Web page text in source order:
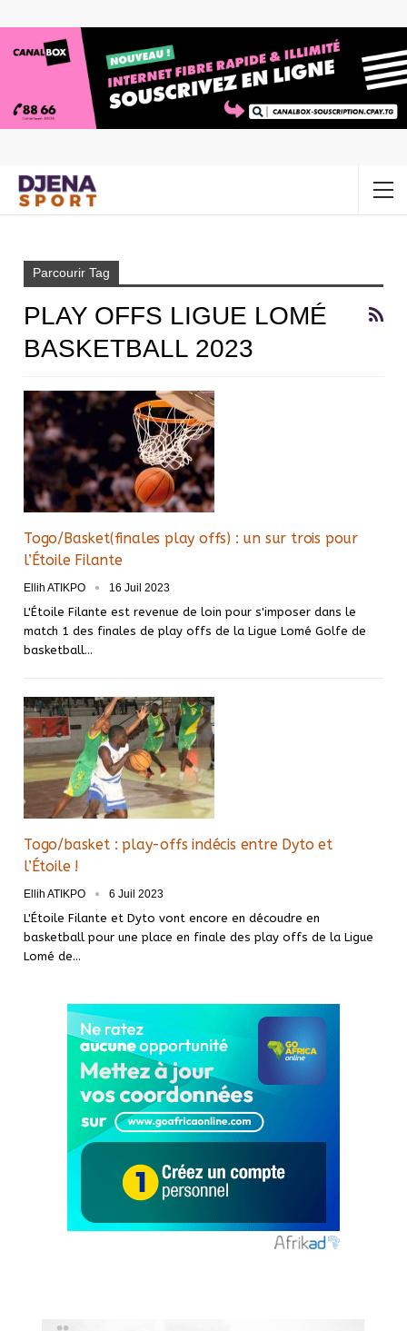
Parcourir Tag
PLAY OFFS LIGUE LOMÉ
BASKETBALL 2023
Togo/Basket(finales play offs) : un sur trois pour
l’Étoile Filante
Ellih ATIKPO 16 Juil 2023
L'Étoile Filante est revenue de loin pour s'imposer dans le
match 1 des finales de play offs de la Ligue Lomé Golfe de
basketball…
Togo/basket : play-offs indécis entre Dyto et
l’Étoile !
Ellih ATIKPO 6 Juil 2023
L'Étoile Filante et Dyto vont encore en découdre en
basketball pour une place en finale des play offs de la Ligue
Lomé de…